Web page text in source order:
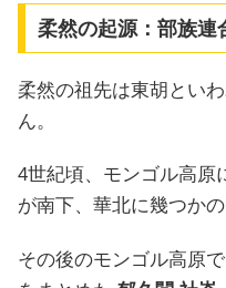
柔然の起源：部族連
柔然の祖先は東胡とい
ん。
4世紀頃、モンゴル高原
が南下、華北に幾つか
その後のモンゴル高原